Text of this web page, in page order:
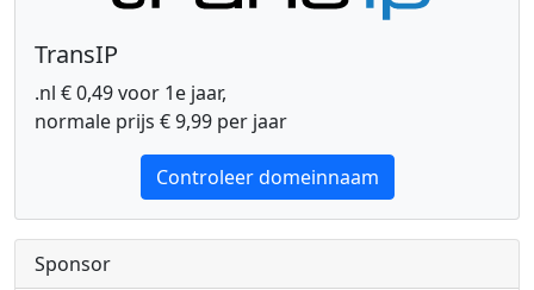
TransIP
.nl € 0,49 voor 1e jaar,
normale prijs € 9,99 per jaar
Controleer domeinnaam
Sponsor